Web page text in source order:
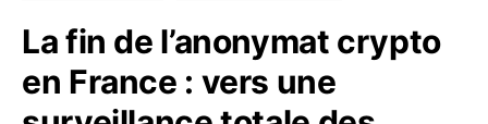
La fin de l’anonymat crypto
en France : vers une